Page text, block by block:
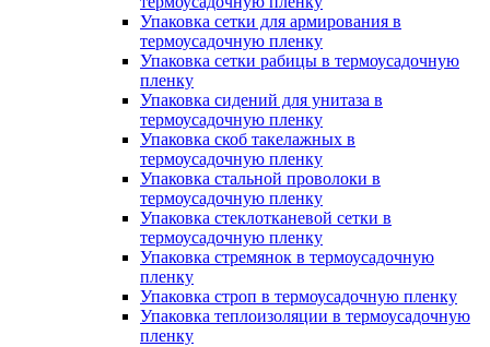
Упаковка сетки для армирования в
термоусадочную пленку
Упаковка сетки рабицы в термоусадочную
пленку
Упаковка сидений для унитаза в
термоусадочную пленку
Упаковка скоб такелажных в
термоусадочную пленку
Упаковка стальной проволоки в
термоусадочную пленку
Упаковка стеклотканевой сетки в
термоусадочную пленку
Упаковка стремянок в термоусадочную
пленку
Упаковка строп в термоусадочную пленку
Упаковка теплоизоляции в термоусадочную
пленку